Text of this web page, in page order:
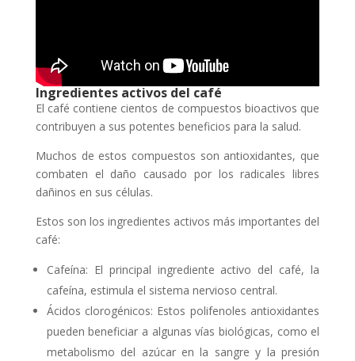
Ingredientes activos del café
El café contiene cientos de compuestos bioactivos que
contribuyen a sus potentes beneficios para la salud.
Muchos de estos compuestos son antioxidantes, que
combaten el daño causado por los radicales libres
dañinos en sus células.
Estos son los ingredientes activos más importantes del
café:
Cafeína: El principal ingrediente activo del café, la
cafeína, estimula el sistema nervioso central.
Ácidos clorogénicos: Estos polifenoles antioxidantes
pueden beneficiar a algunas vías biológicas, como el
metabolismo del azúcar en la sangre y la presión